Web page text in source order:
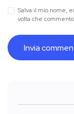
Salva il mio nome,
volta che